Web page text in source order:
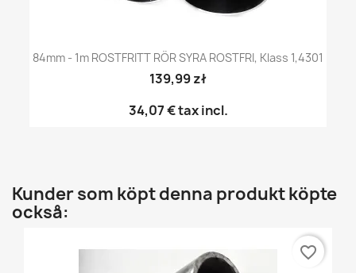
84mm - 1m ROSTFRITT RÖR SYRA ROSTFRI, Klass 1,4301
139,99 zł
34,07 €tax incl.
Kunder som köpt denna produkt köpte
också:
favorite_border